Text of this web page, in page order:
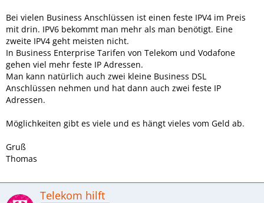
Bei vielen Business Anschlüssen ist einen feste IPV4 im Preis
mit drin. IPV6 bekommt man mehr als man benötigt. Eine
zweite IPV4 geht meisten nicht.
In Business Enterprise Tarifen von Telekom und Vodafone
gehen viel mehr feste IP Adressen.
Man kann natürlich auch zwei kleine Business DSL
Anschlüssen nehmen und hat dann auch zwei feste IP
Adressen.
Möglichkeiten gibt es viele und es hängt vieles vom Geld ab.
Gruß
Thomas
Telekom hilft